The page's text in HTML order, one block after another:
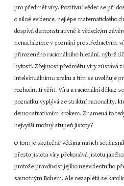
pro předmět víry. Pozitivní vědec se při
o silné evidence, nejlépe matematického
dospívá demonstrativně k vědeckým
nenacházíme v poznání prostřednictvím
přirozeného racionálního hledání, nýbrž
bytosti. Zřejmost předmětu víry zůstává
intelektuálnímu zraku a tím se uvolňuje
rozhodnutí věřit. Víra a racionální důkaz
poznatku vyplývá ze striktní racionality,
demonstrativním krokem. Znamená to
nejvyšší možný stupeň jistoty?
O tom je skutečně většina našich
přesto jistota víry překonává jistotu
protože pravdivost jejího neevidentního
samotným Bohem. Ale nezaplétá se